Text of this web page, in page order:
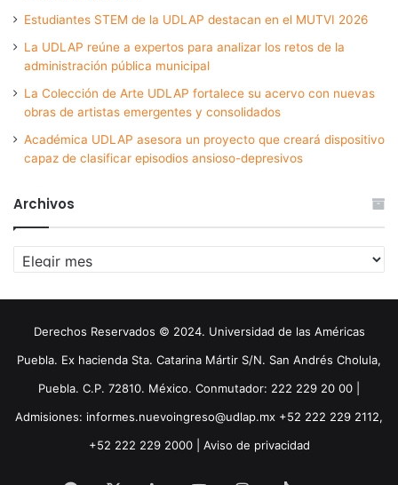
Estudiantes STEM de la UDLAP destacan en el MUTVI 2026
La UDLAP reúne a expertos para analizar los retos de la
administración pública municipal
La Colección de Arte UDLAP fortalece su acervo con nuevas
obras de artistas emergentes y consolidados
Académica UDLAP asesora un proyecto que creará dispositivo
capaz de clasificar episodios ansioso-depresivos
Archivos
Archivos
Derechos Reservados © 2024. Universidad de las Américas
Puebla. Ex hacienda Sta. Catarina Mártir S/N. San Andrés Cholula,
Puebla. C.P. 72810. México. Conmutador: 222 229 20 00 |
Admisiones: informes.nuevoingreso@udlap.mx +52 222 229 2112,
+52 222 229 2000 | Aviso de privacidad